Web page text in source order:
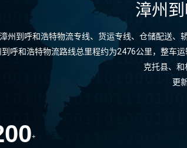
漳州
州到呼和浩特物流专线、货运专线、仓储配送
呼和浩特物流路线总里程约为2476公里，整车
克托县、和
更
+